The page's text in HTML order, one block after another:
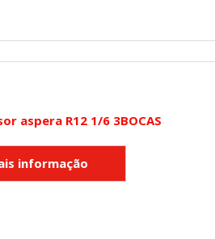
aspera R12 1/6 3BOCAS